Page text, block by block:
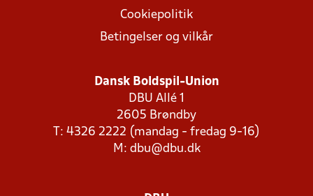
Cookiepolitik
Betingelser og vilkår
Dansk Boldspil-Union
DBU Allé 1
2605 Brøndby
T: 4326 2222 (mandag - fredag 9-16)
M: dbu@dbu.dk